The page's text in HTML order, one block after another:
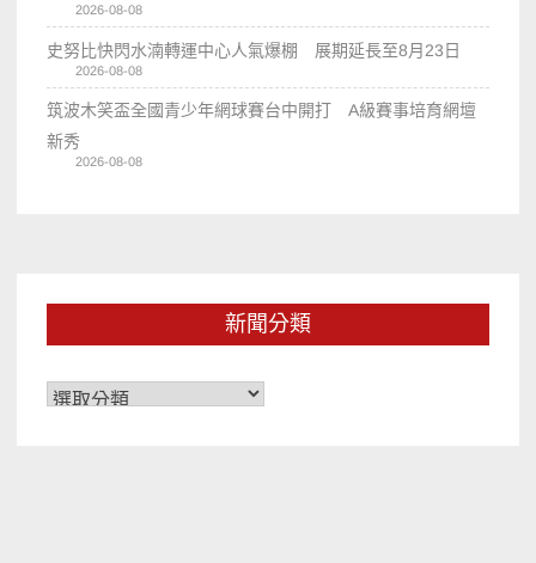
2026-08-08
史努比快閃水湳轉運中心人氣爆棚 展期延長至8月23日
2026-08-08
筑波木笑盃全國青少年網球賽台中開打 A級賽事培育網壇
新秀
2026-08-08
新聞分類
新